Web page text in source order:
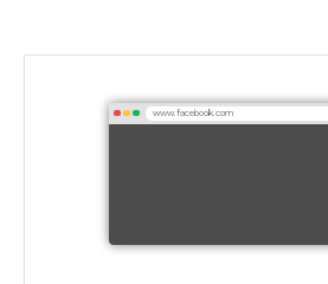
www.facebook.com